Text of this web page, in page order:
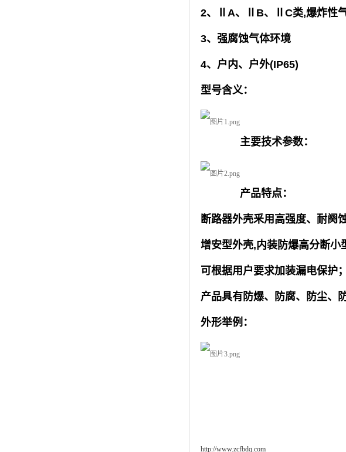
2、ⅡA、ⅡB、ⅡC类,爆炸性
3、强腐蚀气体环境
4、户内、户外(IP65)
型号含义：
主要技术参数：
产品特点：
断路器外壳釆用高强度、耐阕
增安型外壳,内装防爆高分断小
可根据用户要求加装漏电保护；
产品具有防爆、防腐、防尘、
外形举例：
http://www.zcfbdq.com